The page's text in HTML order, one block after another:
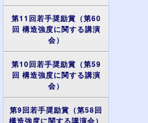
第11回若手奨励賞（第60
回 構造強度に関する講演
会）
第10回若手奨励賞（第59
回 構造強度に関する講演
会）
第9回若手奨励賞（第58回
構造強度に関する講演会）